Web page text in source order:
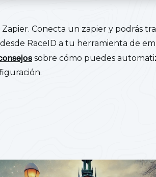
Conecta un zapier y podrás
RaceID a tu herramienta de
sobre cómo puedes